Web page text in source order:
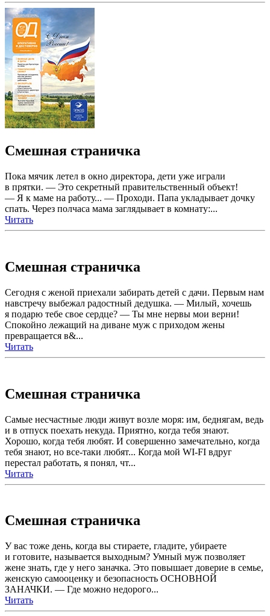
Смешная страничка
Пока мячик летел в окно директора, дети уже играли
в прятки. — Это секретный правительственный объект!
— Я к маме на работу... — Проходи. Папа укладывает дочку
спать. Через полчаса мама заглядывает в комнату:...
Читать
Смешная страничка
Сегодня с женой приехали забирать детей с дачи. Первым нам
навстречу выбежал радостный дедушка. — Милый, хочешь
я подарю тебе свое сердце? — Ты мне нервы мои верни!
Спокойно лежащий на диване муж с приходом жены
превращается в&...
Читать
Смешная страничка
Самые несчастные люди живут возле моря: им, беднягам, ведь
и в отпуск поехать некуда. Приятно, когда тебя знают.
Хорошо, когда тебя любят. И совершенно замечательно, когда
тебя знают, но все-таки любят... Когда мой WI-FI вдруг
перестал работать, я понял, чт...
Читать
Смешная страничка
У вас тоже день, когда вы стираете, гладите, убираете
и готовите, называется выходным? Умный муж позволяет
жене знать, где у него заначка. Это повышает доверие в семье,
женскую самооценку и безопасность ОСНОВНОЙ
ЗАНАЧКИ. — Где можно недорого...
Читать